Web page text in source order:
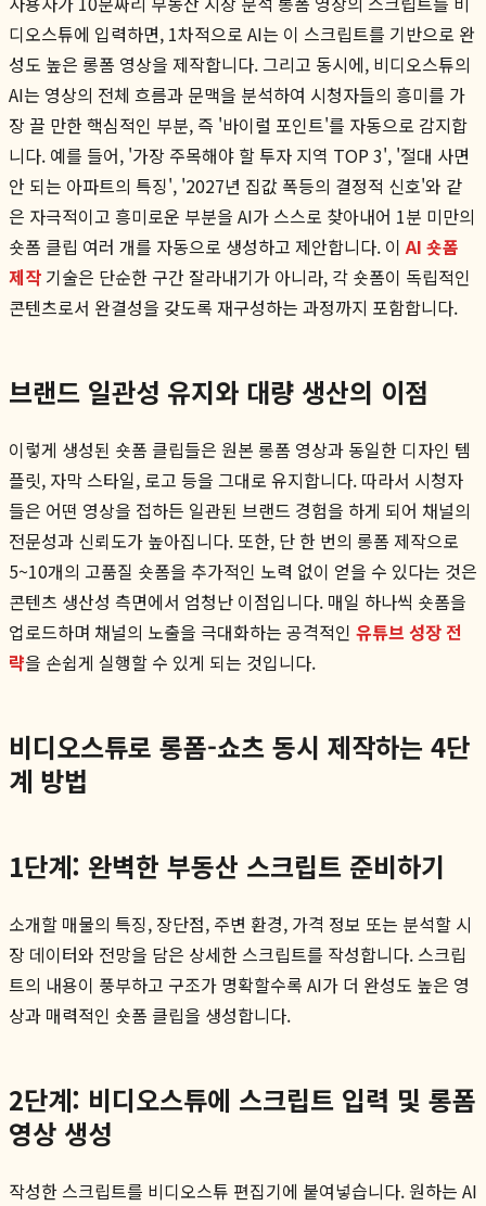
디오스튜에 입력하면, 1차적으로 AI는 이 스크립트를 기반으로 완
성도 높은 롱폼 영상을 제작합니다. 그리고 동시에, 비디오스튜의
AI는 영상의 전체 흐름과 문맥을 분석하여 시청자들의 흥미를 가
장 끌 만한 핵심적인 부분, 즉 '바이럴 포인트'를 자동으로 감지합
니다. 예를 들어, '가장 주목해야 할 투자 지역 TOP 3', '절대 사면
안 되는 아파트의 특징', '2027년 집값 폭등의 결정적 신호'와 같
은 자극적이고 흥미로운 부분을 AI가 스스로 찾아내어 1분 미만의
숏폼 클립 여러 개를 자동으로 생성하고 제안합니다. 이 AI 숏폼
제작 기술은 단순한 구간 잘라내기가 아니라, 각 숏폼이 독립적인
콘텐츠로서 완결성을 갖도록 재구성하는 과정까지 포함합니다.
브랜드 일관성 유지와 대량 생산의 이점
이렇게 생성된 숏폼 클립들은 원본 롱폼 영상과 동일한 디자인 템
플릿, 자막 스타일, 로고 등을 그대로 유지합니다. 따라서 시청자
들은 어떤 영상을 접하든 일관된 브랜드 경험을 하게 되어 채널의
전문성과 신뢰도가 높아집니다. 또한, 단 한 번의 롱폼 제작으로
5~10개의 고품질 숏폼을 추가적인 노력 없이 얻을 수 있다는 것은
콘텐츠 생산성 측면에서 엄청난 이점입니다. 매일 하나씩 숏폼을
업로드하며 채널의 노출을 극대화하는 공격적인 유튜브 성장 전
략을 손쉽게 실행할 수 있게 되는 것입니다.
비디오스튜로 롱폼-쇼츠 동시 제작하는 4단
계 방법
1단계: 완벽한 부동산 스크립트 준비하기
소개할 매물의 특징, 장단점, 주변 환경, 가격 정보 또는 분석할 시
장 데이터와 전망을 담은 상세한 스크립트를 작성합니다. 스크립
트의 내용이 풍부하고 구조가 명확할수록 AI가 더 완성도 높은 영
상과 매력적인 숏폼 클립을 생성합니다.
2단계: 비디오스튜에 스크립트 입력 및 롱폼
영상 생성
작성한 스크립트를 비디오스튜 편집기에 붙여넣습니다. 원하는 AI